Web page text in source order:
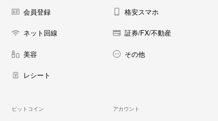
会員登録 格安スマホ
ネット回線 証券/FX/不動産
美容 その他
レシート
ビットコイン アカウント